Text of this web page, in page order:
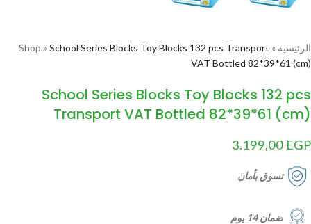
الرئيسية »
Shop » School Series Blocks Toy Blocks 132 pcs Transport
VAT Bottled 82*39*61 (cm)
School Series Blocks Toy Blocks 132 pcs
Transport VAT Bottled 82*39*61 (cm)
3.199,00 EGP
تسوق بأمان
ضمان 14 يوم